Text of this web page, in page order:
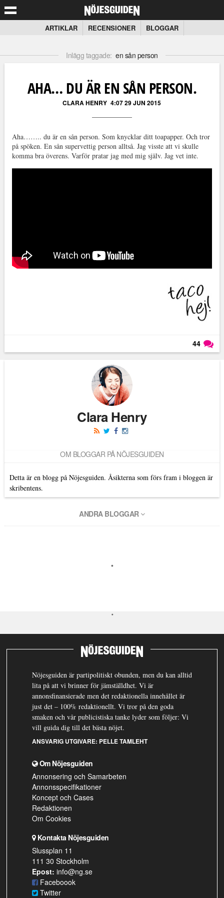
ARTIKLAR RECENSIONER BLOGGAR
Inlägg taggade: en sån person
AHA… DU ÄR EN SÅN PERSON.
CLARA HENRY 4:07 29 JUN 2015
Aha…….. du är en sån person. Som knycklar ditt toapapper. Och tror
på spöken. En sån supervettig person alltså. Jag visste att vi skulle
komma bra överens. Varför pratar jag med mig själv. Jag vet inte.
44
Clara Henry
OM BLOGGAR PÅ NÖJESGUIDEN
Detta är en blogg på Nöjesguiden. Åsikterna som förs fram i bloggen är
skribentens.
ANDRA BLOGGAR
Nöjesguiden är partipolitiskt obunden, men du kan alltid
lita på att vi brinner för jämställdhet. Vi är
annonsfinansierade men det redaktionella innehållet är
just det – 100% redaktionellt. Vi tror på den goda
smaken och vår publicistiska tanke lyder som följer: Vi
vill guida dig till det bästa nöjet.
ANSVARIG UTGIVARE: PELLE TAMLEHT
Om Nöjesguiden
Annonsering och Samarbeten
Annonsspecifikationer
Koncept och Cases
Redaktionen
Om Cookies
Kontakta Nöjesguiden
Slussplan 11
111 30 Stockholm
Epost: info@ng.se
Faceboook
Twitter